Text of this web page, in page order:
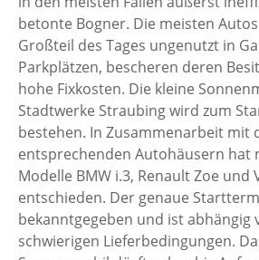
betonte Bogner. Die meisten
Großteil des Tages ungenutzt in
Parkplätzen, bescheren deren
hohe Fixkosten. Die kleine
Stadtwerke Straubing wird zum
bestehen. In Zusammenarbeit mit
entsprechenden Autohäusern hat
Modelle BMW i.3, Renault Zoe und
entschieden. Der genaue
bekanntgegeben und ist abhängig
schwierigen Lieferbedingungen.